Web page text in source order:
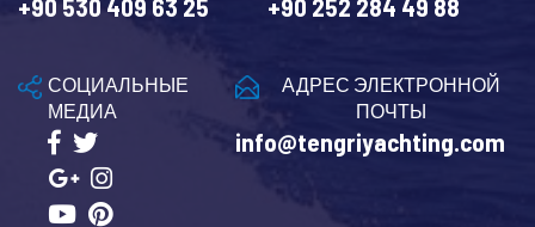
+90 530 409 63 25 +90 252 284 49 88
АДРЕС ЭЛЕКТРОННОЙ
ПОЧТЫ
info@tengriyachting.com
СОЦИАЛЬНЫЕ
МЕДИА